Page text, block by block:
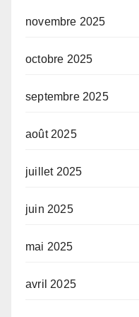
novembre 2025
octobre 2025
septembre 2025
août 2025
juillet 2025
juin 2025
mai 2025
avril 2025